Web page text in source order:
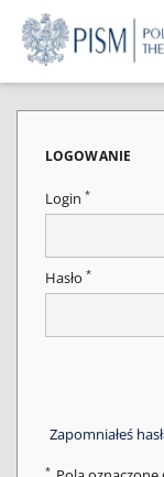
LOGOWANIE
Login *
Hasło *
Zapomniałeś
*